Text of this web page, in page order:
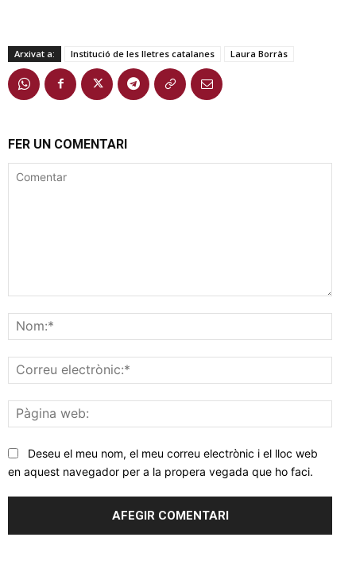
Arxivat a: Institució de les lletres catalanes Laura Borràs
FER UN COMENTARI
web:
Deseu el meu nom, el meu correu electrònic i el lloc web
en aquest navegador per a la propera vegada que ho faci.